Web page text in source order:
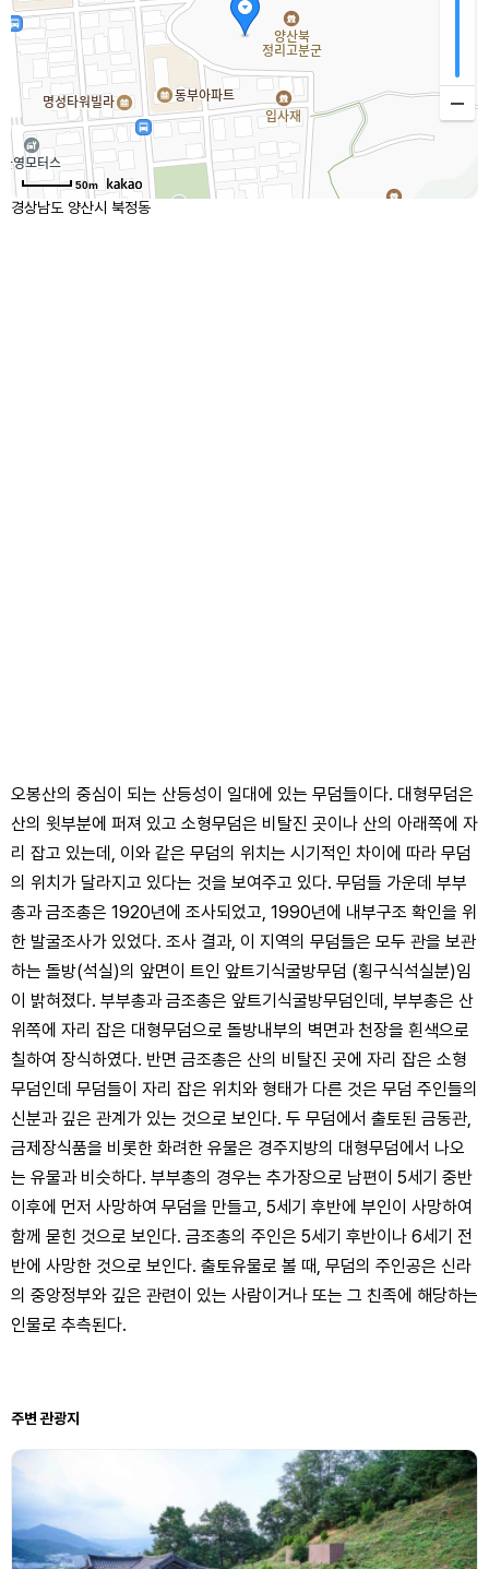
50m
경상남도 양산시 북정동
오봉산의 중심이 되는 산등성이 일대에 있는 무덤들이다. 대형무덤은
산의 윗부분에 퍼져 있고 소형무덤은 비탈진 곳이나 산의 아래쪽에 자
리 잡고 있는데, 이와 같은 무덤의 위치는 시기적인 차이에 따라 무덤
의 위치가 달라지고 있다는 것을 보여주고 있다. 무덤들 가운데 부부
총과 금조총은 1920년에 조사되었고, 1990년에 내부구조 확인을 위
한 발굴조사가 있었다. 조사 결과, 이 지역의 무덤들은 모두 관을 보관
하는 돌방(석실)의 앞면이 트인 앞트기식굴방무덤 (횡구식석실분)임
이 밝혀졌다. 부부총과 금조총은 앞트기식굴방무덤인데, 부부총은 산
위쪽에 자리 잡은 대형무덤으로 돌방내부의 벽면과 천장을 흰색으로
칠하여 장식하였다. 반면 금조총은 산의 비탈진 곳에 자리 잡은 소형
무덤인데 무덤들이 자리 잡은 위치와 형태가 다른 것은 무덤 주인들의
신분과 깊은 관계가 있는 것으로 보인다. 두 무덤에서 출토된 금동관,
금제장식품을 비롯한 화려한 유물은 경주지방의 대형무덤에서 나오
는 유물과 비슷하다. 부부총의 경우는 추가장으로 남편이 5세기 중반
이후에 먼저 사망하여 무덤을 만들고, 5세기 후반에 부인이 사망하여
함께 묻힌 것으로 보인다. 금조총의 주인은 5세기 후반이나 6세기 전
반에 사망한 것으로 보인다. 출토유물로 볼 때, 무덤의 주인공은 신라
의 중앙정부와 깊은 관련이 있는 사람이거나 또는 그 친족에 해당하는
인물로 추측된다.
주변 관광지